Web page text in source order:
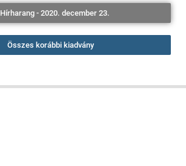
Hírharang - 2020. december 23.
Összes korábbi kiadvány